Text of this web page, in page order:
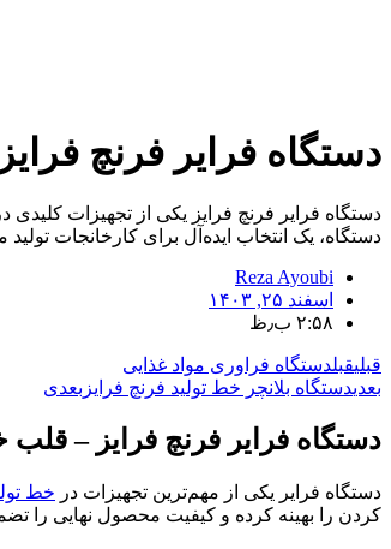
دستگاه فرایر فرنچ فرایز
دستگاه فرایر فرنچ فرایز یکی از تجهیزات
دستگاه، یک انتخاب ایده‌آل برای کارخانجات
Reza Ayoubi
اسفند ۲۵, ۱۴۰۳
۲:۵۸ ب٫ظ
قبلیقبلدستگاه فراوری مواد غذایی
بعدیدستگاه بلانچر خط تولید فرنچ فرایز بعدی
دستگاه فرایر فرنچ فرایز –
دستگاه فرایر یکی از مهم‌ترین تجهیزات در خط
کردن را بهینه کرده و کیفیت محصول نهایی را